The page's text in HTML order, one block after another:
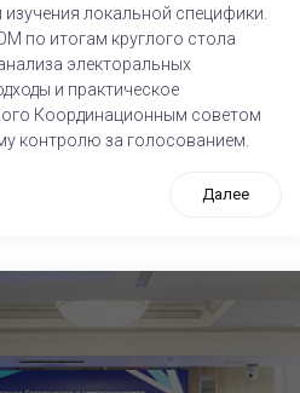
локальной специфики.
по итогам круглого стола
электоральных
и практическое
Координационным советом
контролю за голосованием.
Далее